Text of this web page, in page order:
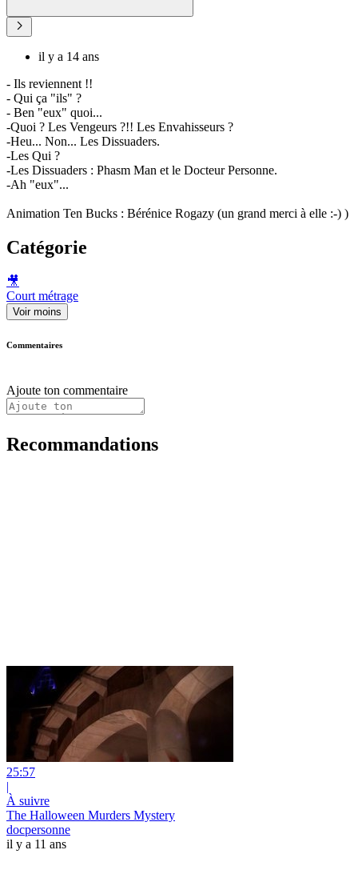
il y a 14 ans
- Ils reviennent !!
- Qui ça "ils" ?
- Ben "eux" quoi...
-Quoi ? Les Vengeurs ?!! Les Envahisseurs ?
-Heu... Non... Les Dissuaders.
-Les Qui ?
-Les Dissuaders : Phasm Man et le Docteur Personne.
-Ah "eux"...
Animation Ten Bucks : Bérénice Rogazy (un grand merci à elle :-) )
Catégorie
🎥
Court métrage
Voir moins
Commentaires
Ajoute ton commentaire
Recommandations
25:57
|
À suivre
The Halloween Murders Mystery
docpersonne
il y a 11 ans